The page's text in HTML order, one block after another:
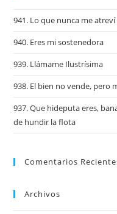
941. Lo que nunca me
940. Eres mi sostenedora
939. Llámame Ilustrísima
938. El bien no vende, pero
937. Que hideputa eres,
de hundir la flota
Comentarios
Archivos